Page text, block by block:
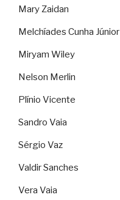
Mary Zaidan
Melchíades Cunha Júnior
Miryam Wiley
Nelson Merlin
Plínio Vicente
Sandro Vaia
Sérgio Vaz
Valdir Sanches
Vera Vaia